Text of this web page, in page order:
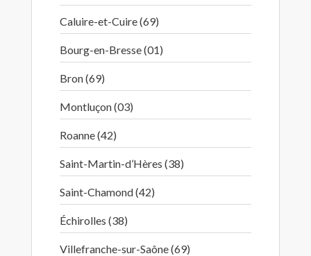
Caluire-et-Cuire (69)
Bourg-en-Bresse (01)
Bron (69)
Montluçon (03)
Roanne (42)
Saint-Martin-d’Hères (38)
Saint-Chamond (42)
Échirolles (38)
Villefranche-sur-Saône (69)